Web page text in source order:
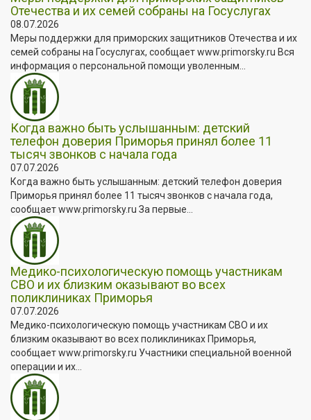
Отечества и их семей собраны на Госуслугах
08.07.2026
Меры поддержки для приморских защитников Отечества и их
семей собраны на Госуслугах, сообщает www.primorsky.ru Вся
информация о персональной помощи уволенным...
Когда важно быть услышанным: детский
телефон доверия Приморья принял более 11
тысяч звонков с начала года
07.07.2026
Когда важно быть услышанным: детский телефон доверия
Приморья принял более 11 тысяч звонков с начала года,
сообщает www.primorsky.ru За первые...
Медико-психологическую помощь участникам
СВО и их близким оказывают во всех
поликлиниках Приморья
07.07.2026
Медико-психологическую помощь участникам СВО и их
близким оказывают во всех поликлиниках Приморья,
сообщает www.primorsky.ru Участники специальной военной
операции и их...